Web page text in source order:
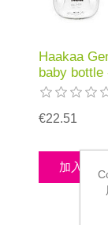
Haakaa
baby bottle
€22.51